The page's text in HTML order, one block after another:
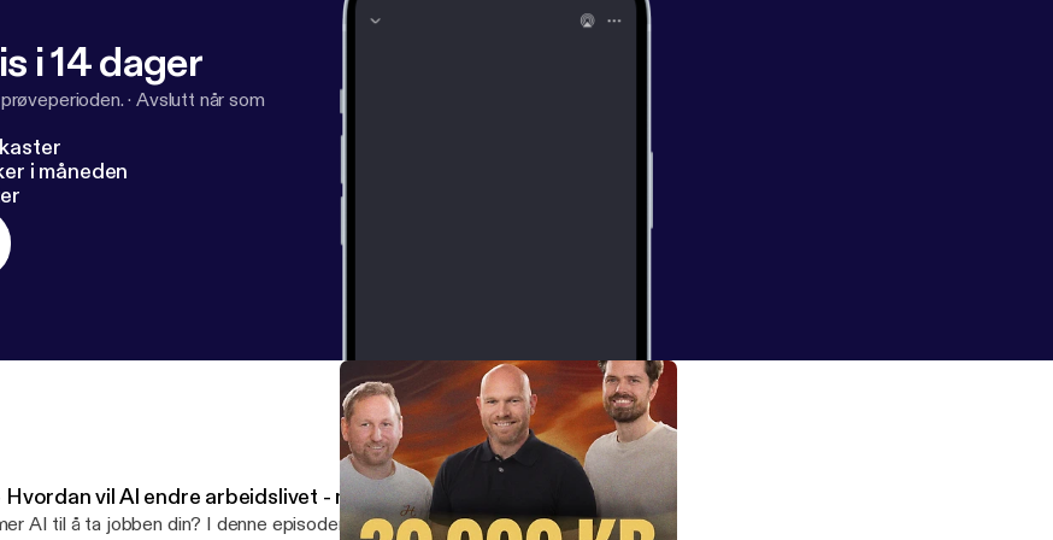
i 14 dager
·Avslutt når som
i måneden
Hvordan vil AI endre arbeidslivet - med Nora Gjøen-Gjøsæter
ta jobben din? I denne episoden får vi besøk av Nora Gjøen-